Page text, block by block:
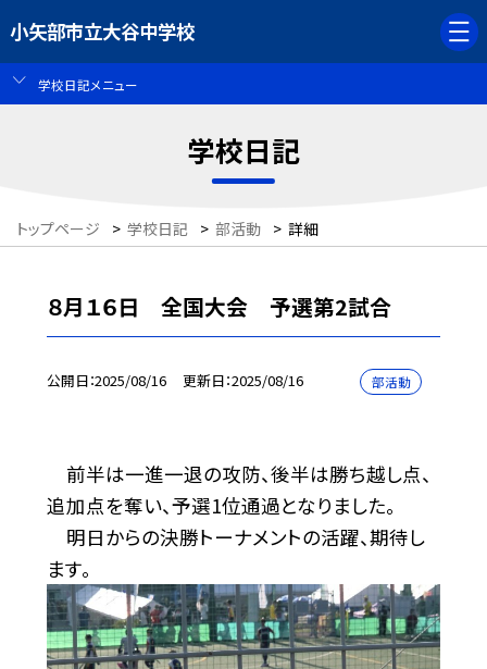
小矢部市立大谷中学校
学校日記メニュー
学校日記
トップページ > 学校日記 > 部活動 > 詳細
８月１６日 全国大会 予選第2試合
公開日 2025/08/16 更新日 2025/08/16 部活動
前半は一進一退の攻防、後半は勝ち越し点、
追加点を奪い、予選1位通過となりました。
明日からの決勝トーナメントの活躍、期待し
ます。